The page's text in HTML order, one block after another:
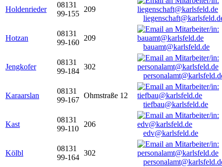
Holdenrieder
08131
99-155
209
Hotzan
08131
99-160
209
bauamt@karlsfeld.de
Jengkofer
08131
99-184
302
Karaarslan
08131
99-167
Ohmstraße 12
tiefbau@karlsfeld.de
Kast
08131
99-110
206
edv@karlsfeld.de
Kölbl
08131
99-164
302